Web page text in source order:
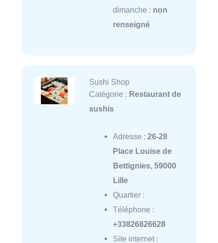
dimanche : non
renseigné
Sushi Shop
Catégorie : Restaurant de
sushis
Adresse : 26-28
Place Louise de
Bettignies, 59000
Lille
Quartier :
Téléphone :
+33826826628
Site internet :